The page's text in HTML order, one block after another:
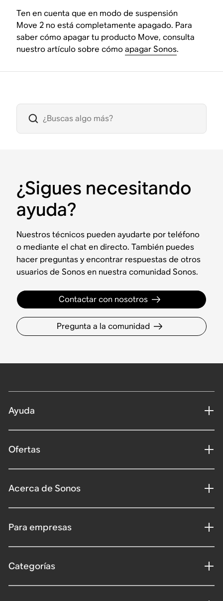
Ten en cuenta que en modo de suspensión
Move 2 no está completamente apagado. Para
saber cómo apagar tu producto Move, consulta
nuestro artículo sobre cómoapagar Sonos.
¿Sigues necesitando
ayuda?
Nuestros técnicos pueden ayudarte por teléfono
o mediante el chat en directo. También puedes
hacer preguntas y encontrar respuestas de otros
usuarios de Sonos en nuestra comunidad Sonos.
Contactar con nosotros
Pregunta a la comunidad
Ayuda
Ofertas
Acerca de Sonos
Para empresas
Categorías